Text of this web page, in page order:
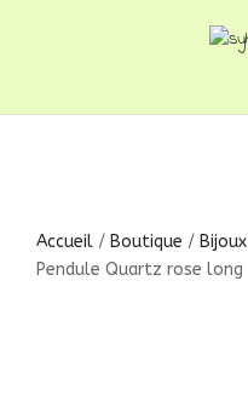
Accueil / Boutique / Bijoux
Pendule Quartz rose long